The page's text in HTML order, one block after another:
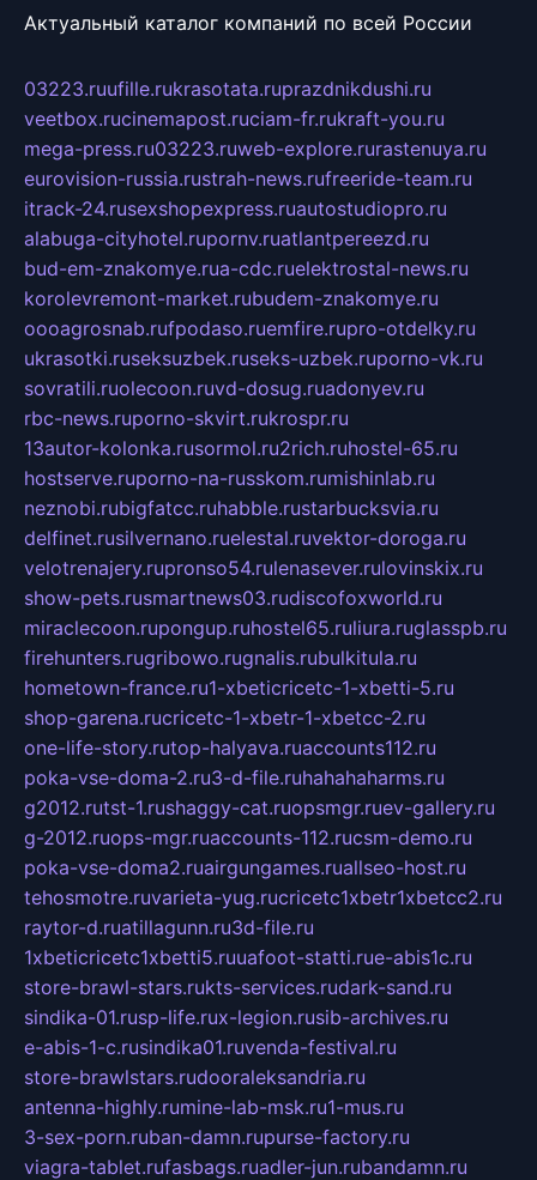
Актуальный каталог компаний по всей России
03223.ruufille.rukrasotata.ruprazdnikdushi.ru
veetbox.rucinemapost.ruciam-fr.rukraft-you.ru
mega-press.ru03223.ruweb-explore.rurastenuya.ru
eurovision-russia.rustrah-news.rufreeride-team.ru
itrack-24.rusexshopexpress.ruautostudiopro.ru
alabuga-cityhotel.rupornv.ruatlantpereezd.ru
bud-em-znakomye.rua-cdc.ruelektrostal-news.ru
korolevremont-market.rubudem-znakomye.ru
oooagrosnab.rufpodaso.ruemfire.rupro-otdelky.ru
ukrasotki.ruseksuzbek.ruseks-uzbek.ruporno-vk.ru
sovratili.ruolecoon.ruvd-dosug.ruadonyev.ru
rbc-news.ruporno-skvirt.rukrospr.ru
13autor-kolonka.rusormol.ru2rich.ruhostel-65.ru
hostserve.ruporno-na-russkom.rumishinlab.ru
neznobi.rubigfatcc.ruhabble.rustarbucksvia.ru
delfinet.rusilvernano.ruelestal.ruvektor-doroga.ru
velotrenajery.rupronso54.rulenasever.rulovinskix.ru
show-pets.rusmartnews03.rudiscofoxworld.ru
miraclecoon.rupongup.ruhostel65.ruliura.ruglasspb.ru
firehunters.rugribowo.rugnalis.rubulkitula.ru
hometown-france.ru1-xbeticricetc-1-xbetti-5.ru
shop-garena.rucricetc-1-xbetr-1-xbetcc-2.ru
one-life-story.rutop-halyava.ruaccounts112.ru
poka-vse-doma-2.ru3-d-file.ruhahahaharms.ru
g2012.rutst-1.rushaggy-cat.ruopsmgr.ruev-gallery.ru
g-2012.ruops-mgr.ruaccounts-112.rucsm-demo.ru
poka-vse-doma2.ruairgungames.ruallseo-host.ru
tehosmotre.ruvarieta-yug.rucricetc1xbetr1xbetcc2.ru
raytor-d.ruatillagunn.ru3d-file.ru
1xbeticricetc1xbetti5.ruuafoot-statti.rue-abis1c.ru
store-brawl-stars.rukts-services.rudark-sand.ru
sindika-01.rusp-life.rux-legion.rusib-archives.ru
e-abis-1-c.rusindika01.ruvenda-festival.ru
store-brawlstars.rudooraleksandria.ru
antenna-highly.rumine-lab-msk.ru1-mus.ru
3-sex-porn.ruban-damn.rupurse-factory.ru
viagra-tablet.rufasbags.ruadler-jun.rubandamn.ru